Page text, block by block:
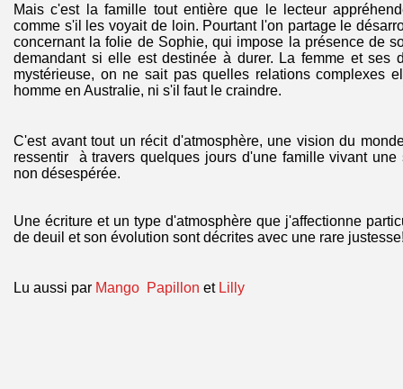
Mais c'est la famille tout entière que le lecteur
comme s'il les voyait de loin. Pourtant l'on partage le
concernant la folie de Sophie, qui impose la présence de
demandant si elle est destinée à durer. La femme et ses
mystérieuse, on ne sait pas quelles relations complexes
homme en Australie, ni s'il faut le craindre.
C'est avant tout un récit d'atmosphère, une vision du
ressentir à travers quelques jours d'une famille vivant une
non désespérée.
Une écriture et un type d'atmosphère que j'affectionne
de deuil et son évolution sont décrites avec une rare
Lu aussi par Mango Papillon et Lilly